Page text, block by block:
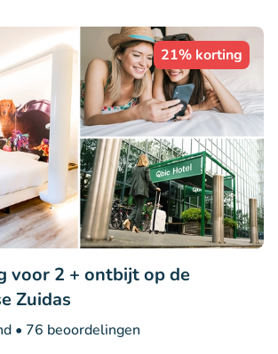
21% korting
voor 2 + ontbijt op de
Zuidas
• 76 beoordelingen